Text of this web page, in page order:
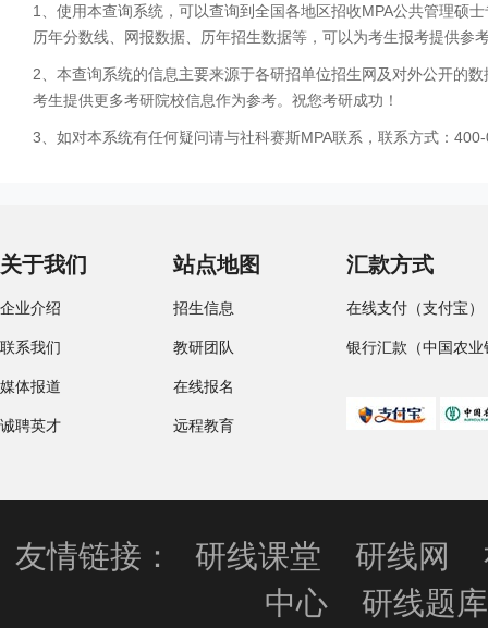
1、使用本查询系统，可以查询到全国各地区招收MPA公共管理硕
历年分数线、网报数据、历年招生数据等，可以为考生报考提供参
2、本查询系统的信息主要来源于各研招单位招生网及对外公开的
考生提供更多考研院校信息作为参考。祝您考研成功！
3、如对本系统有任何疑问请与社科赛斯MPA联系，联系方式：
关于我们
企业介绍
联系我们
媒体报道
诚聘英才
站点地图
招生信息
教研团队
在线报名
远程教育
汇款方式
在线支付（支付宝）
银行汇款（中国农业
友情链接： 研线课堂 研线网
中心
研线题库